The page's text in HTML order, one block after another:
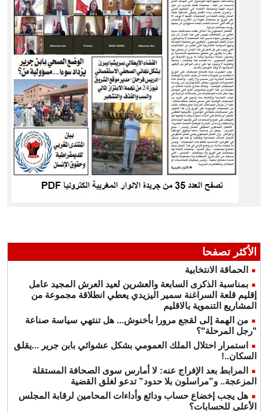
الأكثر تصفحا
الحماقة الانتخابية
بمناسبة الذكرى السابعة والعشرين لعيد العرش المجيد عامل
إقليم قلعة السراغنة سمير اليزيدي يعطي انطلاقة مجموعة من
المشاريع التنموية بالاقليم
من الهمة إلى لقجع مرورا بأخنوش... هل تنتهي سياسة صناعة
"رجل المرحلة"؟
استمرار احتلال الملك العمومي بشكل عشوائي بابن جرير ...يقلق
السكان..!
المرابط بعد الإفراج عنه: لا أمارس سوى الصحافة المستقلة
المزعجة.. و”مراسلون بلا حدود” تدعو لغلق القضية
هل يجب إخضاع حساب ودائع وأداءات المحامين لرقابة المجلس
الأعلى للحسابات؟